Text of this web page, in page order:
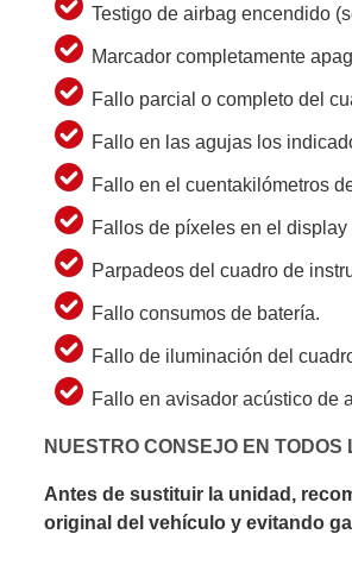
Testigo de airbag encendido
Marcador completamente
Fallo parcial o completo del
Fallo en las agujas los
Fallo en el cuentakilómetros
Fallos de píxeles en el
Parpadeos del cuadro de
Fallo consumos de batería.
Fallo de iluminación del
Fallo en avisador acústico de
NUESTRO CONSEJO EN TODOS
Antes de sustituir la unidad,
original del vehículo y evitando